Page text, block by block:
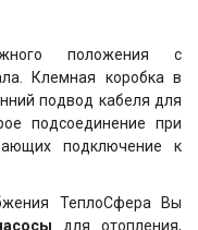
положения с
Клемная коробка в
подвод кабеля для
подсоединение при
подключение к
ТеплоСфера Вы
для отопления,